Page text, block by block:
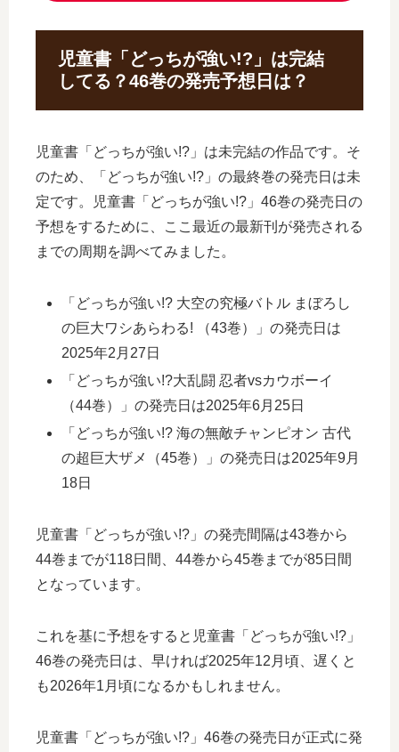
児童書「どっちが強い!?」は完結
してる？46巻の発売予想日は？
児童書「どっちが強い!?」は未完結の作品です。そ
のため、「どっちが強い!?」の最終巻の発売日は未
定です。児童書「どっちが強い!?」46巻の発売日の
予想をするために、ここ最近の最新刊が発売される
までの周期を調べてみました。
「どっちが強い!? 大空の究極バトル まぼろし
の巨大ワシあらわる! （43巻）」の発売日は
2025年2月27日
「どっちが強い!?大乱闘 忍者vsカウボーイ
（44巻）」の発売日は2025年6月25日
「どっちが強い!? 海の無敵チャンピオン 古代
の超巨大ザメ（45巻）」の発売日は2025年9月
18日
児童書「どっちが強い!?」の発売間隔は43巻から
44巻までが118日間、44巻から45巻までが85日間
となっています。
これを基に予想をすると児童書「どっちが強い!?」
46巻の発売日は、早ければ2025年12月頃、遅くと
も2026年1月頃になるかもしれません。
児童書「どっちが強い!?」46巻の発売日が正式に発